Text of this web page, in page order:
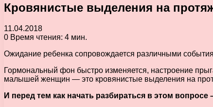
Кровянистые выделения на
11.04.2018
0 Время чтения: 4 мин.
Ожидание ребенка сопровождается различными
Гормональный фон быстро изменяется, настроение
малышей женщин — это кровянистые выделения на
И перед тем как начать разбираться в этом